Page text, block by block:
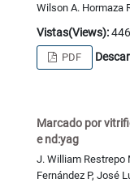
Wilson A. Hormaza
Vistas(Views):446
PDF
Marcado por
e nd:yag
J. William Restrepo
Fernández P, José